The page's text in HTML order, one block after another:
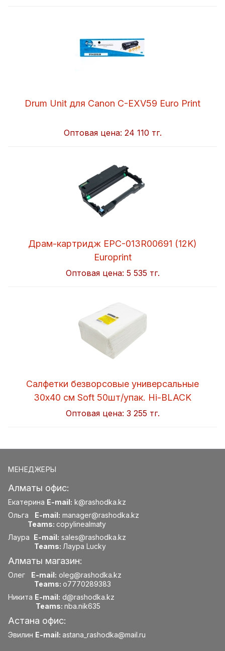
Drum Unit для Canon C-EXV59 Euro Print
Оптовая цена: 24 110 тг.
Драм-картридж EPC-013R00691 (12K)
Europrint
Оптовая цена: 5 535 тг.
Салфетки безворсовые универсальные
30x40 см Soft 50шт/упак. Hi-BLACK
Оптовая цена: 3 255 тг.
МЕНЕДЖЕРЫ
Алматы офис:
Екатерина E-mail: k@rashodka.kz
Ольга E-mail: manager@rashodka.kz
Teams: copylinealmaty
Лаура E-mail: sales@rashodka.kz
Teams: Лаура Lucky
Алматы магазин:
Олег E-mail: oleg@rashodka.kz
Teams: o7770289383
Никита E-mail: d@rashodka.kz
Teams: nba.nik635
Астана офис:
Эвилин E-mail: astana_rashodka@mail.ru